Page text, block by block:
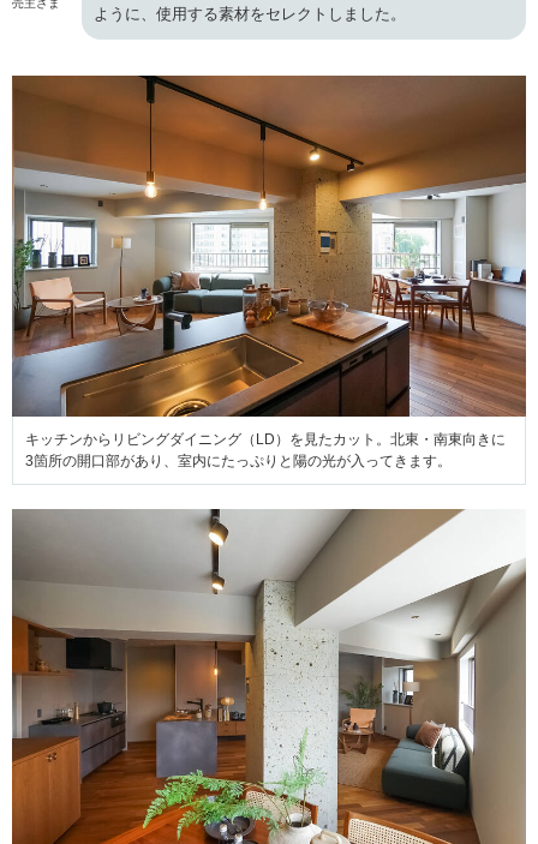
売主さま
ように、使用する素材をセレクトしました。
キッチンからリビングダイニング（LD）を見たカット。北東・南東向きに
3箇所の開口部があり、室内にたっぷりと陽の光が入ってきます。